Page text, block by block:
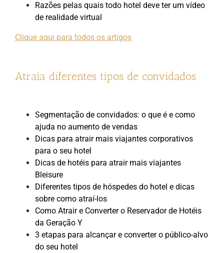
Razões pelas quais todo hotel deve ter um vídeo
de realidade virtual
Clique aqui para todos os artigos
Atraia diferentes tipos de convidados
Segmentação de convidados: o que é e como
ajuda no aumento de vendas
Dicas para atrair mais viajantes corporativos
para o seu hotel
Dicas de hotéis para atrair mais viajantes
Bleisure
Diferentes tipos de hóspedes do hotel e dicas
sobre como atraí-los
Como Atrair e Converter o Reservador de Hotéis
da Geração Y
3 etapas para alcançar e converter o público-alvo
do seu hotel